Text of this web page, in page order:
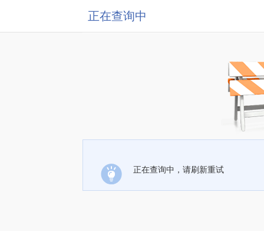
正在查询中
正在查询中，请刷新重试